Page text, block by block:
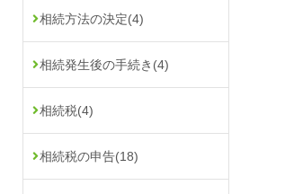
相続方法の決定(4)
相続発生後の手続き (4)
相続税(4)
相続税の申告(18)